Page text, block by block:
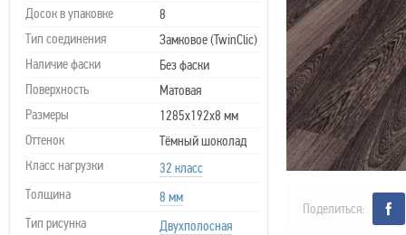
Досок в упаковке
8
Тип соединения
Замковое (TwinClic)
Наличие фаски
Без фаски
Поверхность
Матовая
Размеры
1285х192х8 мм
Оттенок
Тёмный шоколад
Класс нагрузки
32 класс
Толщина
8 мм
Тип рисунка
Двухполосная
Поделиться: